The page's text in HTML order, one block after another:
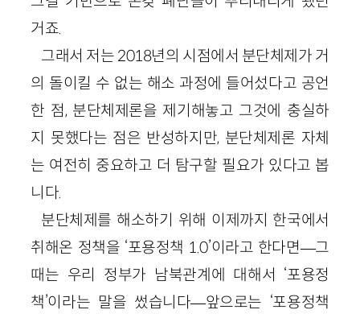
거죠.
그래서 저는 2018년의 시점에서 분단체제가 거
의 돌이킬 수 없는 해소 과정에 들어섰다고 공언
한 점, 분단체제론을 제기해놓고 그것에 충실하
지 못했다는 점은 반성하지만, 분단체제론 자체
는 여전히 중요하고 더 탐구할 필요가 있다고 봅
니다.
분단체제를 해소하기 위해 이제까지 한국에서
취해온 정책을 ‘포용정책 1.0’이라고 한다면—그
때는 우리 정부가 남북관계에 대해서 ‘포용정
책’이라는 말을 썼습니다—앞으로는 ‘포용정책